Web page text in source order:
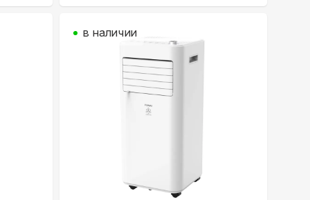
в наличии